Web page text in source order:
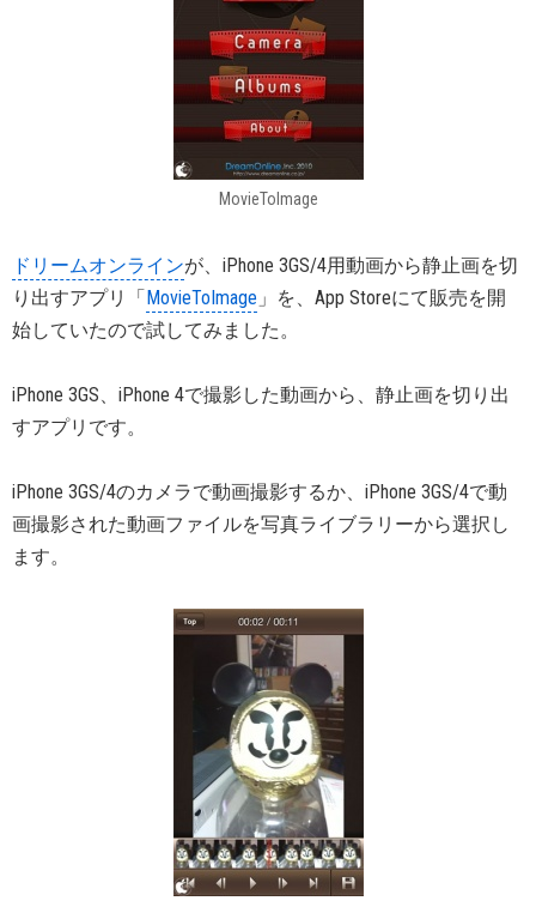
MovieToImage
ドリームオンラインが、iPhone 3GS/4用動画から静止画を切
り出すアプリ「MovieToImage 」を、App Storeにて販売を開
始していたので試してみました。
iPhone 3GS、iPhone 4で撮影した動画から、静止画を切り出
すアプリです。
iPhone 3GS/4のカメラで動画撮影するか、iPhone 3GS/4で動
画撮影された動画ファイルを写真ライブラリーから選択し
ます。